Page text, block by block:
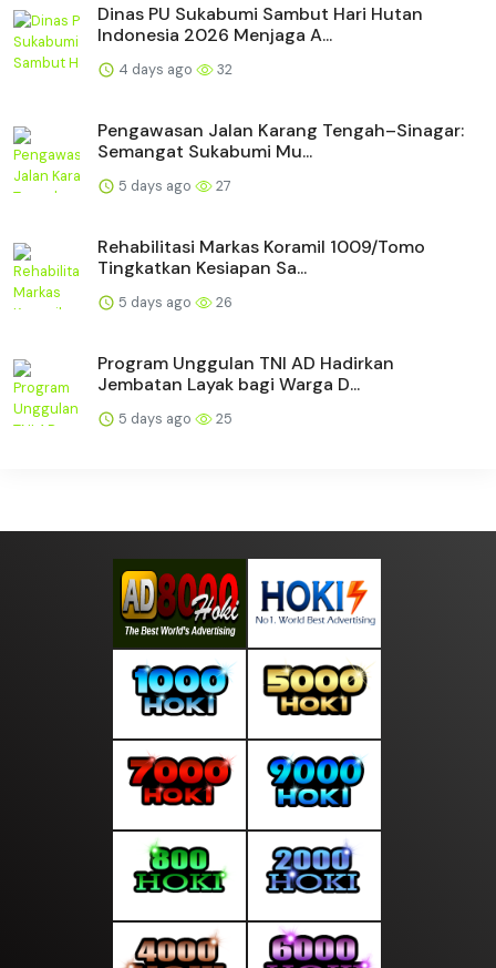
Dinas PU Sukabumi Sambut Hari Hutan
Indonesia 2026 Menjaga A...
4 days ago 32
Pengawasan Jalan Karang Tengah–Sinagar:
Semangat Sukabumi Mu...
5 days ago 27
Rehabilitasi Markas Koramil 1009/Tomo
Tingkatkan Kesiapan Sa...
5 days ago 26
Program Unggulan TNI AD Hadirkan
Jembatan Layak bagi Warga D...
5 days ago 25